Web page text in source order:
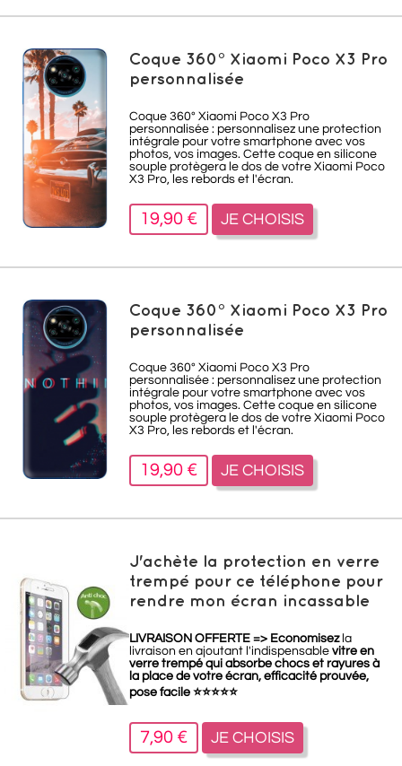
Coque 360° Xiaomi Poco X3 Pro
personnalisée
Coque 360° Xiaomi Poco X3 Pro
personnalisée : personnalisez une protection
intégrale pour votre smartphone avec vos
photos, vos images. Cette coque en silicone
souple protègera le dos de votre Xiaomi Poco
X3 Pro, les rebords et l'écran.
19,90 € JE CHOISIS
Coque 360° Xiaomi Poco X3 Pro
personnalisée
Coque 360° Xiaomi Poco X3 Pro
personnalisée : personnalisez une protection
intégrale pour votre smartphone avec vos
photos, vos images. Cette coque en silicone
souple protègera le dos de votre Xiaomi Poco
X3 Pro, les rebords et l'écran.
19,90 € JE CHOISIS
J'achète la protection en verre
trempé pour ce téléphone pour
rendre mon écran incassable
LIVRAISON OFFERTE => Economisezla
livraison en ajoutant l'indispensable vitre en
verre trempé qui absorbe chocs et rayures à
la place de votre écran, efficacité prouvée,
pose facile ⭐⭐⭐⭐⭐
7,90 € JE CHOISIS